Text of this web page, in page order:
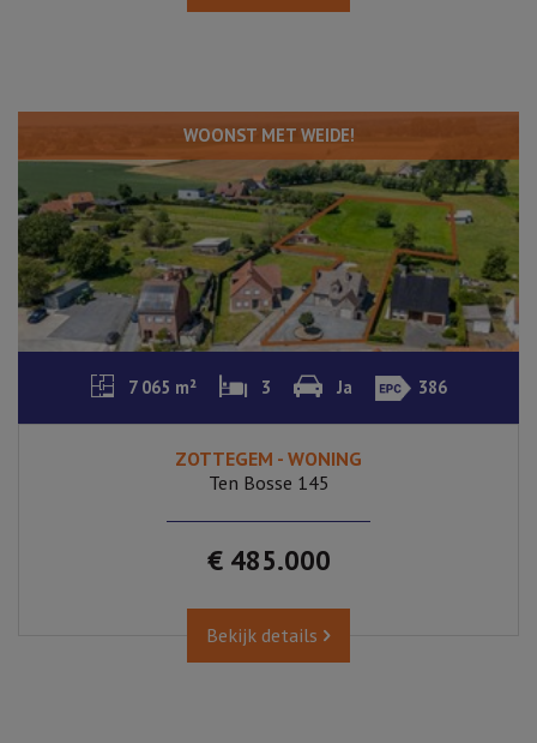
WOONST MET WEIDE!
7 065 m² 3 Ja 386
ZOTTEGEM - WONING
Ten Bosse 145
€ 485.000
Bekijk details